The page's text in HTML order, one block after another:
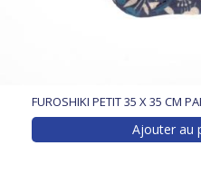
FUROSHIKI PETIT 35 X 35 CM
Ajouter au